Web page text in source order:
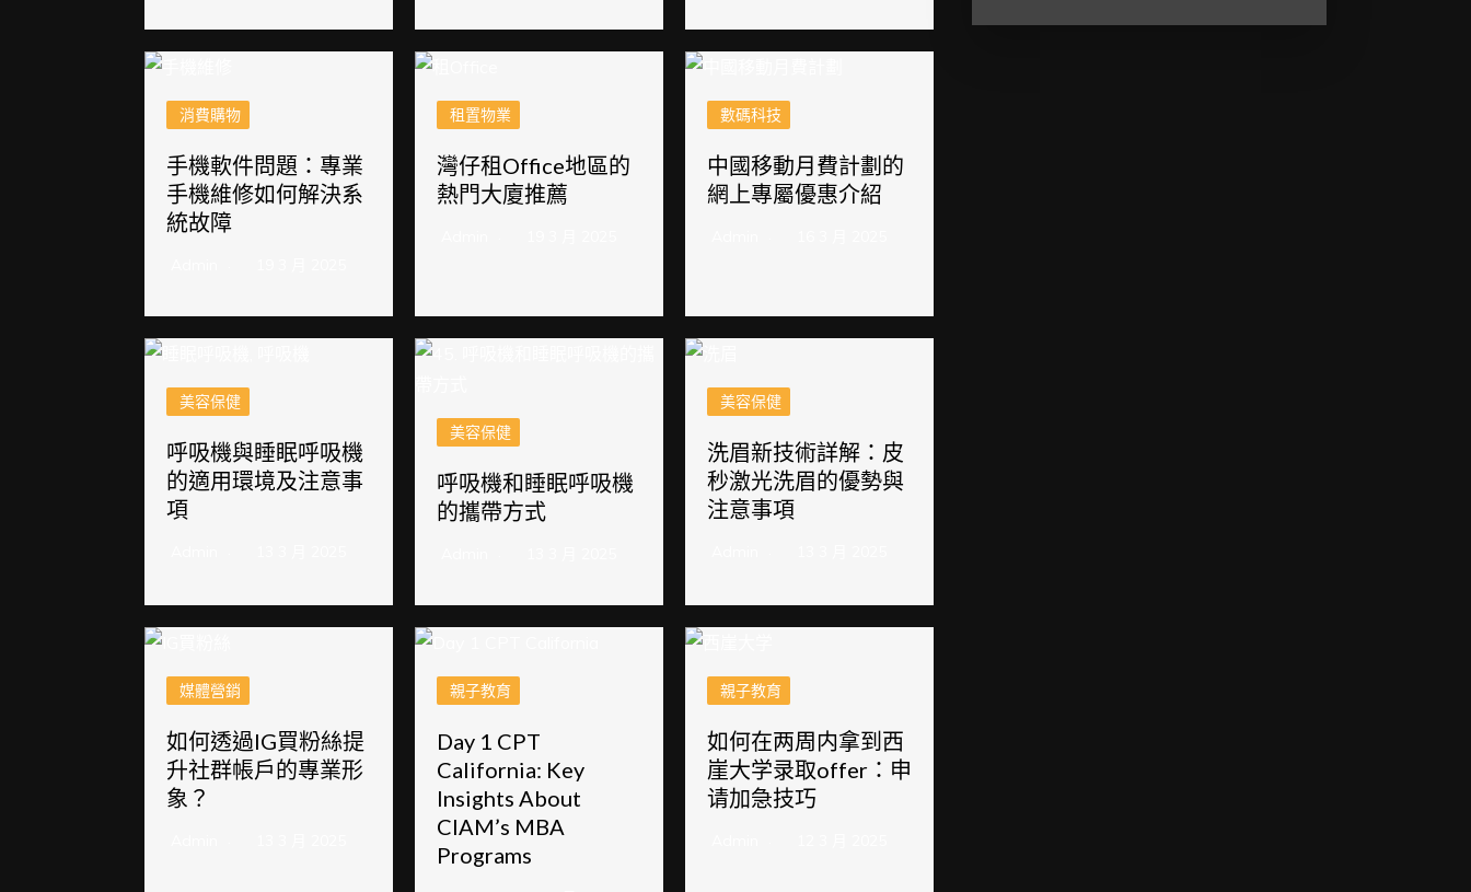
消費購物
手機軟件問題：專業
手機維修如何解決系
統故障
租置物業
灣仔租Office地區的
熱門大廈推薦
數碼科技
中國移動月費計劃的
網上專屬優惠介紹
美容保健
呼吸機與睡眠呼吸機
的適用環境及注意事
項
美容保健
呼吸機和睡眠呼吸機
的攜帶方式
美容保健
洗眉新技術詳解：皮
秒激光洗眉的優勢與
注意事項
媒體營銷
如何透過IG買粉絲提
升社群帳戶的專業形
象？
親子教育
Day 1 CPT
California: Key
Insights About
CIAM’s MBA
Programs
親子教育
如何在两周内拿到西
崖大学录取offer：申
请加急技巧